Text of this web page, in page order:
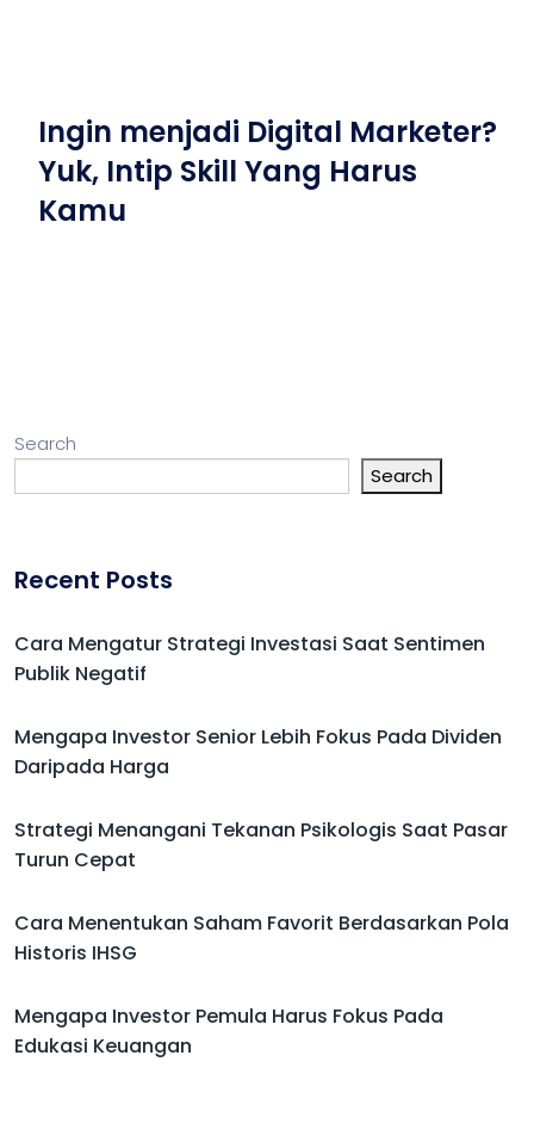
Ingin menjadi Digital Marketer?
Yuk, Intip Skill Yang Harus
Kamu
Search
Search
Recent Posts
Cara Mengatur Strategi Investasi Saat Sentimen
Publik Negatif
Mengapa Investor Senior Lebih Fokus Pada Dividen
Daripada Harga
Strategi Menangani Tekanan Psikologis Saat Pasar
Turun Cepat
Cara Menentukan Saham Favorit Berdasarkan Pola
Historis IHSG
Mengapa Investor Pemula Harus Fokus Pada
Edukasi Keuangan